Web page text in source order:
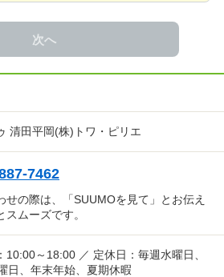
次へ
清田平岡(株)トワ・ピリエ
7462
せの際は、「SUUMOを見て」とお伝え
スムーズです。
10:00～18:00 ／ 定休日：毎週水曜日、
日、年末年始、夏期休暇